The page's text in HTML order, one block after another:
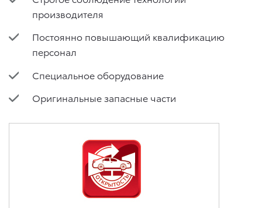
производителя
Постоянно повышающий квалификацию
персонал
Специальное оборудование
Оригинальные запасные части